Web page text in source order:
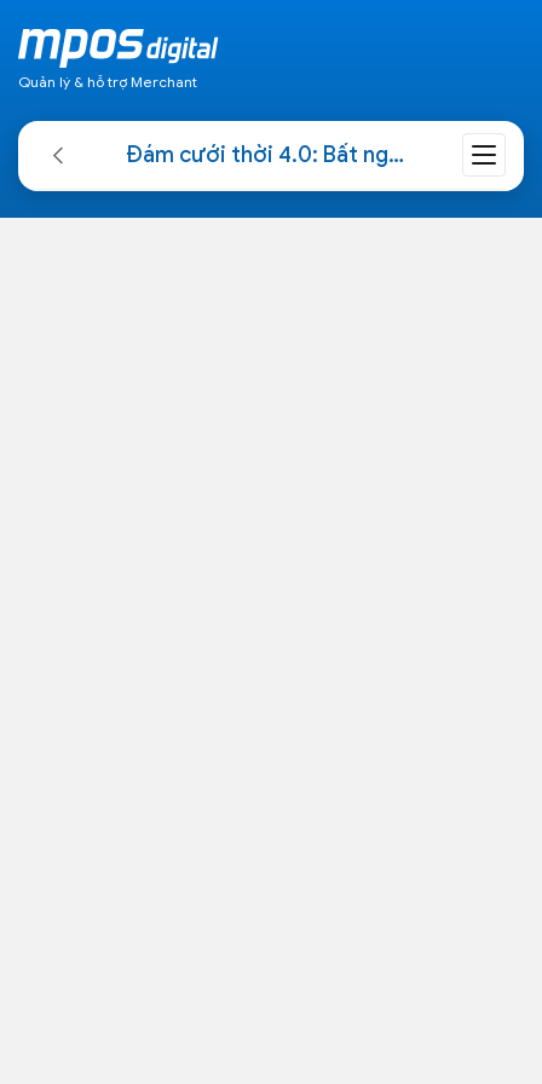
Quản lý & hỗ trợ Merchant
Đám cưới thời 4.0: Bất ngờ cách nhận tiền mừng cưới của cô dâu chú rể 9x tại Nam Định